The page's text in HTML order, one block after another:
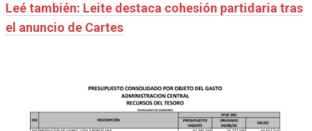
Leé también: Leite destaca cohesión partidaria tras
el anuncio de Cartes